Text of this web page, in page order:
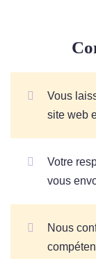
Vous
site web
Votre
vous
Nous